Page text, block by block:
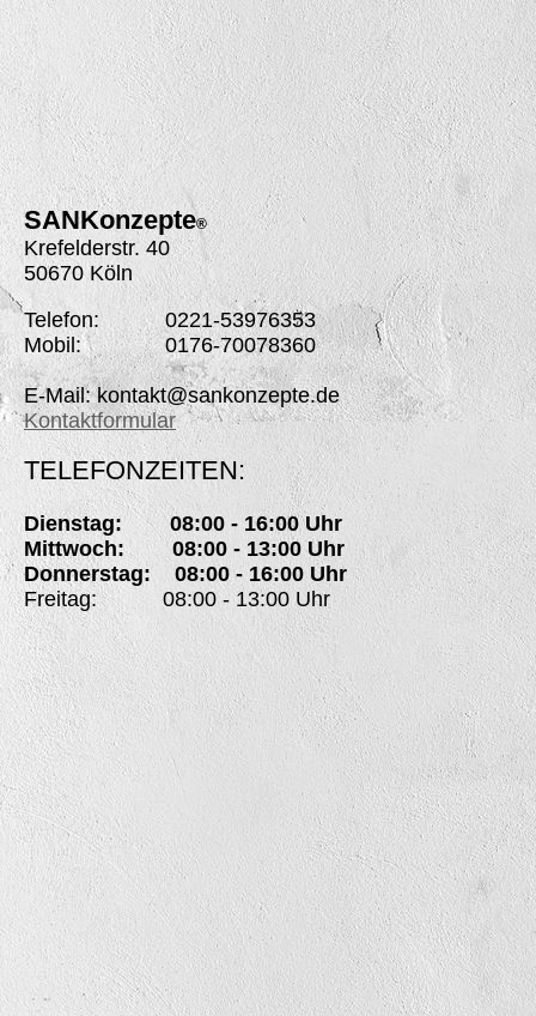
SANKonzepte®
Krefelderstr. 40
50670 Köln
Telefon: 0221-53976353
Mobil: 0176-70078360
E-Mail: kontakt@sankonzepte.de
Kontaktformular
TELEFONZEITEN:
Dienstag: 08:00 - 16:00 Uhr
Mittwoch: 08:00 - 13:00 Uhr
Donnerstag: 08:00 - 16:00 Uhr
Freitag: 08:00 - 13:00 Uhr